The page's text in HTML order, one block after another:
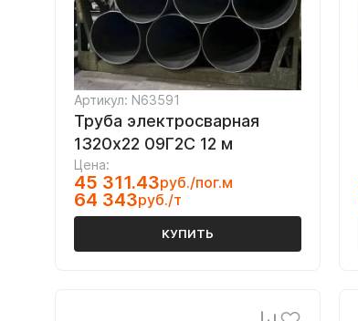
Артикул: N63591
Труба электросварная
1320х22 09Г2С 12 м
Цена:
45 311.43руб./пог.м
64 343руб./т
КУПИТЬ